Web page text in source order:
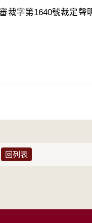
裁字第1640號裁定聲
回列表